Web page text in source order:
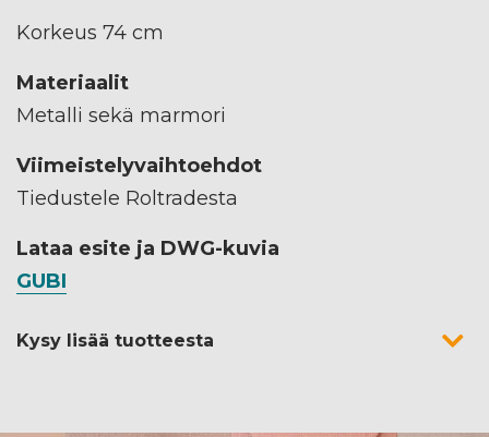
Korkeus 74 cm
Materiaalit
Metalli sekä marmori
Viimeistelyvaihtoehdot
Tiedustele Roltradesta
Lataa esite ja DWG-kuvia
GUBI
Kysy lisää tuotteesta